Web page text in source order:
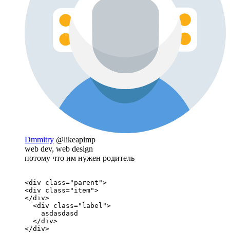
Dmmitry @likeapimp
web dev, web design
потому что им нужен родитель
<div class="parent">
<div class="item">
</div>
  <div class="label">
    asdasdasd
  </div>
</div>